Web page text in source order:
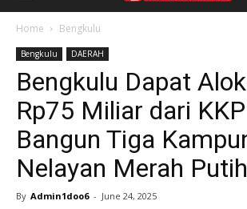
Home Bengkulu
Bengkulu DAERAH
Bengkulu Dapat
Rp75 Miliar dari
Bangun Tiga
Nelayan Merah Putih
By Admin1doo6 - June 24, 2025